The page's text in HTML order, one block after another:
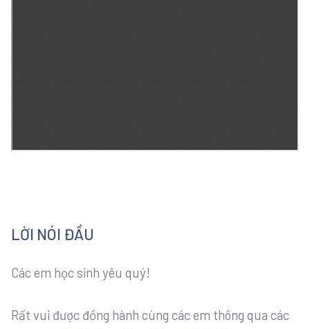
LỜI NÓI ĐẦU
Các em học sinh yêu quý!
Rất vui được đồng hành cùng các em thông qua các